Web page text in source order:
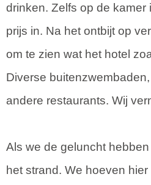
drinken. Zelfs op de kamer
prijs in. Na het ontbijt op
om te zien wat het hotel
Diverse
andere restaurants. Wij
Als we de geluncht
het strand. We hoeven